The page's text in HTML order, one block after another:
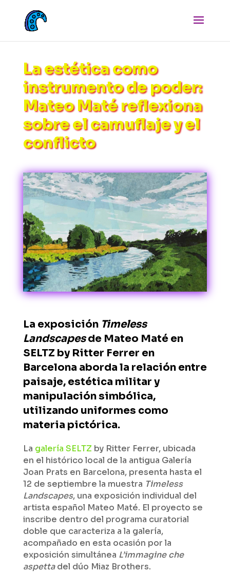
La estética como
instrumento de poder:
Mateo Maté reflexiona
sobre el camuflaje y el
conflicto
La exposición Timeless
Landscapesde Mateo Maté en
SELTZ by Ritter Ferrer en
Barcelona aborda la relación entre
paisaje, estética militar y
manipulación simbólica,
utilizando uniformes como
materia pictórica.
La galería SELTZ by Ritter Ferrer, ubicada
en el histórico local de la antigua Galería
Joan Prats en Barcelona, presenta hasta el
12 de septiembre la muestra Timeless
Landscapes, una exposición individual del
artista español Mateo Maté. El proyecto se
inscribe dentro del programa curatorial
doble que caracteriza a la galería,
acompañado en esta ocasión por la
exposición simultánea L’immagine che
aspettadel dúo Miaz Brothers.